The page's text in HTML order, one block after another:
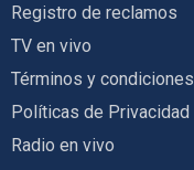
Registro de reclamos
TV en vivo
Términos y condiciones
Políticas de Privacidad
Radio en vivo